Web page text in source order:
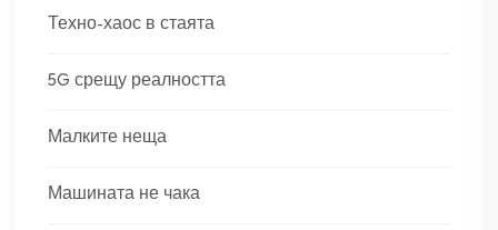
Техно-хаос в стаята
5G срещу реалността
Малките неща
Машината не чака